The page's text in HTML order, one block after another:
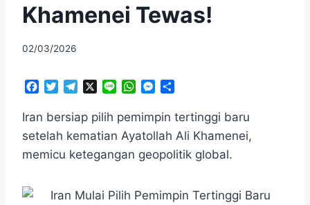
Khamenei Tewas!
By
02/03/2026
c
b
o
i
t
e
l
e
g
r
n
e
W
a
s
A
M
s
s
e
n
r
a
e
Iran bersiap pilih pemimpin tertinggi baru
setelah kematian Ayatollah Ali Khamenei,
memicu ketegangan geopolitik global.